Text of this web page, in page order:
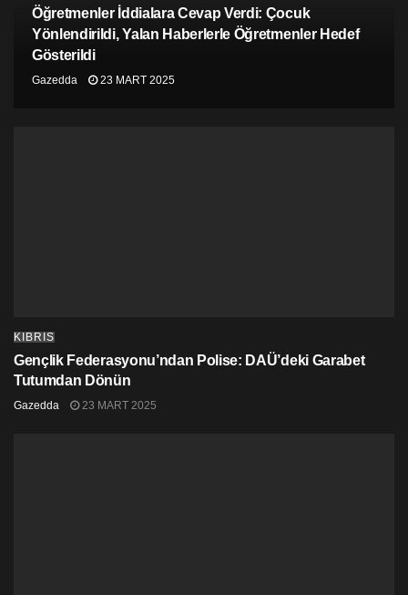
Öğretmenler İddialara Cevap Verdi: Çocuk
Yönlendirildi, Yalan Haberlerle Öğretmenler Hedef
Gösterildi
Gazedda 23 MART 2025
KIBRIS
Gençlik Federasyonu’ndan Polise: DAÜ’deki Garabet
Tutumdan Dönün
Gazedda 23 MART 2025